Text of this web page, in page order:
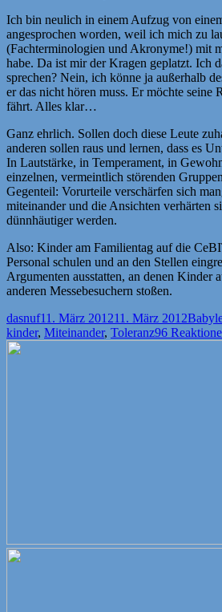
Ich bin neulich in einem Aufzug von
angesprochen worden, weil ich mich zu
(Fachterminologien und Akronyme!) mit
habe. Da ist mir der Kragen geplatzt. Ich
sprechen? Nein, ich könne ja außerhalb
er das nicht hören muss. Er möchte seine
fährt. Alles klar…
Ganz ehrlich. Sollen doch diese Leute
anderen sollen raus und lernen, dass es
In Lautstärke, in Temperament, in
einzelnen, vermeintlich störenden
Gegenteil: Vorurteile verschärfen sich
miteinander und die Ansichten verhärten
dünnhäutiger werden.
Also: Kinder am Familientag auf die
Personal schulen und an den Stellen
Argumenten ausstatten, an denen Kinder
anderen Messebesuchern stoßen.
Autor
dasnufVeröffentlicht
am
11. März 201211. März 2012
kinder, Miteinander, Toleranz96